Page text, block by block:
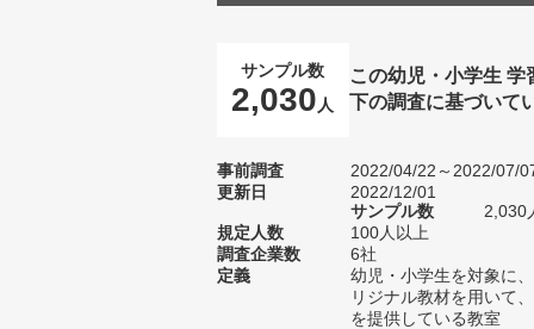
サンプル数
2,030 人
この幼児・小学生
下の調査に基づいて
事前調査
2022/04/22～2022/07/
更新日
2022/12/01
サンプル数
2,030
規定人数
100人以上
調査企業数
6社
定義
幼児・小学生を対象に
リジナル教材を用いて
を提供している教室